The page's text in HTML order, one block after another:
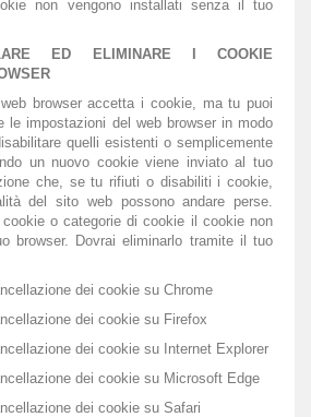
non vengono installati senza il tuo
ED ELIMINARE I COOKIE
browser accetta i cookie, ma tu puoi
le impostazioni del web browser in modo
quelli esistenti o semplicemente
un nuovo cookie viene inviato al tuo
che, se tu rifiuti o disabiliti i cookie,
del sito web possono andare perse.
cookie o categorie di cookie il cookie non
browser. Dovrai eliminarlo tramite il tuo
dei cookie su Chrome
dei cookie su Firefox
dei cookie su Internet Explorer
dei cookie su Microsoft Edge
dei cookie su Safari